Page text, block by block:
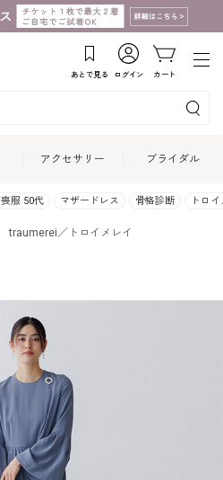
あとで見る ログイン カート
アクセサリー ブライダル
喪服 50代 マザードレス 骨格診断 トロ
traumerei／トロイメレイ